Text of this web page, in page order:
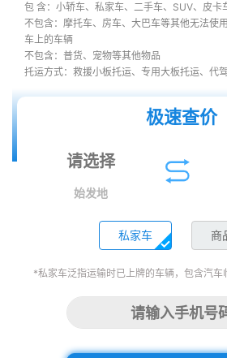
包 含：小轿车、私家车、二手车、SUV、皮卡
不包含：摩托车、房车、大巴车等其他无法使
车上的车辆
不包含：普货、宠物等其他物品
托运方式：救援小板托运、专用大板托运、代驾
极速查价
始发地
私家车 商
*私家车泛指运输时已上牌的车辆，包含汽车